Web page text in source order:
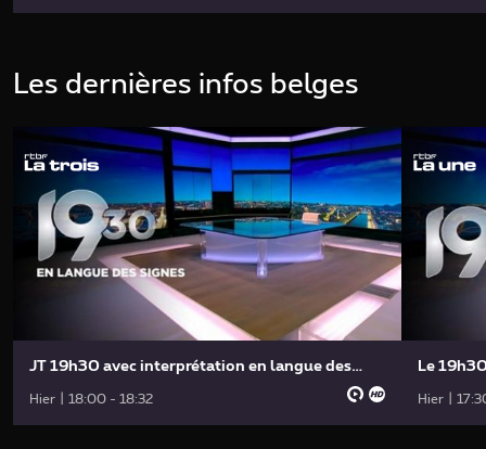
Les dernières infos belges
JT 19h30 avec interprétation en langue des
Hier | 18:00 - 18:32
Le
Hier |